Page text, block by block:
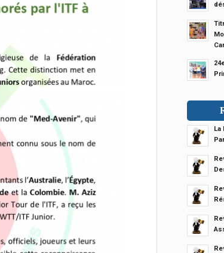
La